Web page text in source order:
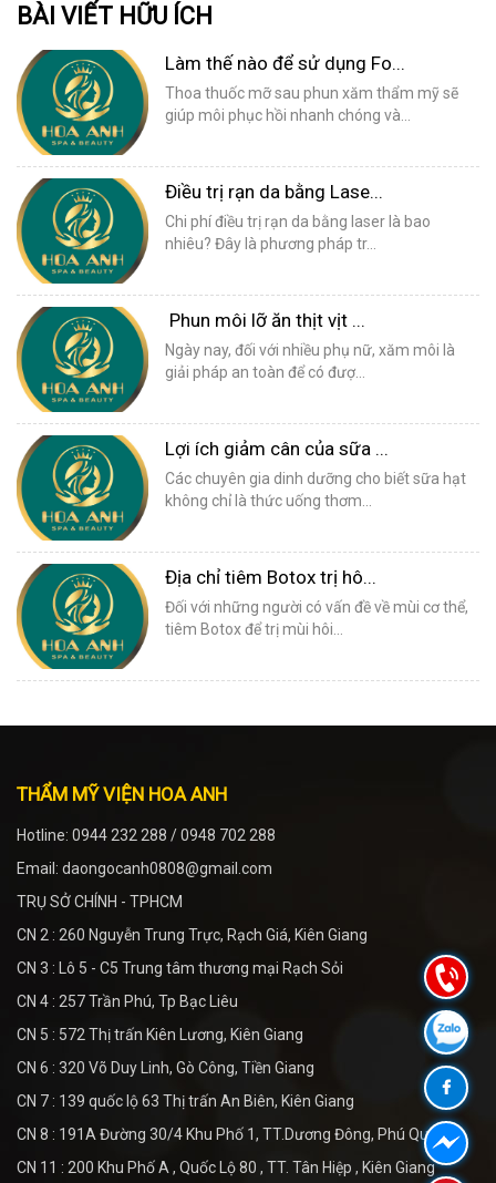
BÀI VIẾT HỮU ÍCH
Làm thế nào để sử dụng Fo...
Thoa thuốc mỡ sau phun xăm thẩm mỹ sẽ
giúp môi phục hồi nhanh chóng và...
Điều trị rạn da bằng Lase...
Chi phí điều trị rạn da bằng laser là bao
nhiêu? Đây là phương pháp tr...
Phun môi lỡ ăn thịt vịt ...
Ngày nay, đối với nhiều phụ nữ, xăm môi là
giải pháp an toàn để có đượ...
Lợi ích giảm cân của sữa ...
Các chuyên gia dinh dưỡng cho biết sữa hạt
không chỉ là thức uống thơm...
Địa chỉ tiêm Botox trị hô...
Đối với những người có vấn đề về mùi cơ thể,
tiêm Botox để trị mùi hôi...
THẨM MỸ VIỆN HOA ANH
Hotline: 0944 232 288 / 0948 702 288
Email: daongocanh0808@gmail.com
TRỤ SỞ CHÍNH - TPHCM
CN 2 : 260 Nguyễn Trung Trực, Rạch Giá, Kiên Giang
CN 3 : Lô 5 - C5 Trung tâm thương mại Rạch Sỏi
CN 4 : 257 Trần Phú, Tp Bạc Liêu
CN 5 : 572 Thị trấn Kiên Lương, Kiên Giang
CN 6 : 320 Võ Duy Linh, Gò Công, Tiền Giang
CN 7 : 139 quốc lộ 63 Thị trấn An Biên, Kiên Giang
CN 8 : 191A Đường 30/4 Khu Phố 1, TT.Dương Đông, Phú Quốc
CN 11 : 200 Khu Phố A , Quốc Lộ 80 , TT. Tân Hiệp , Kiên Giang